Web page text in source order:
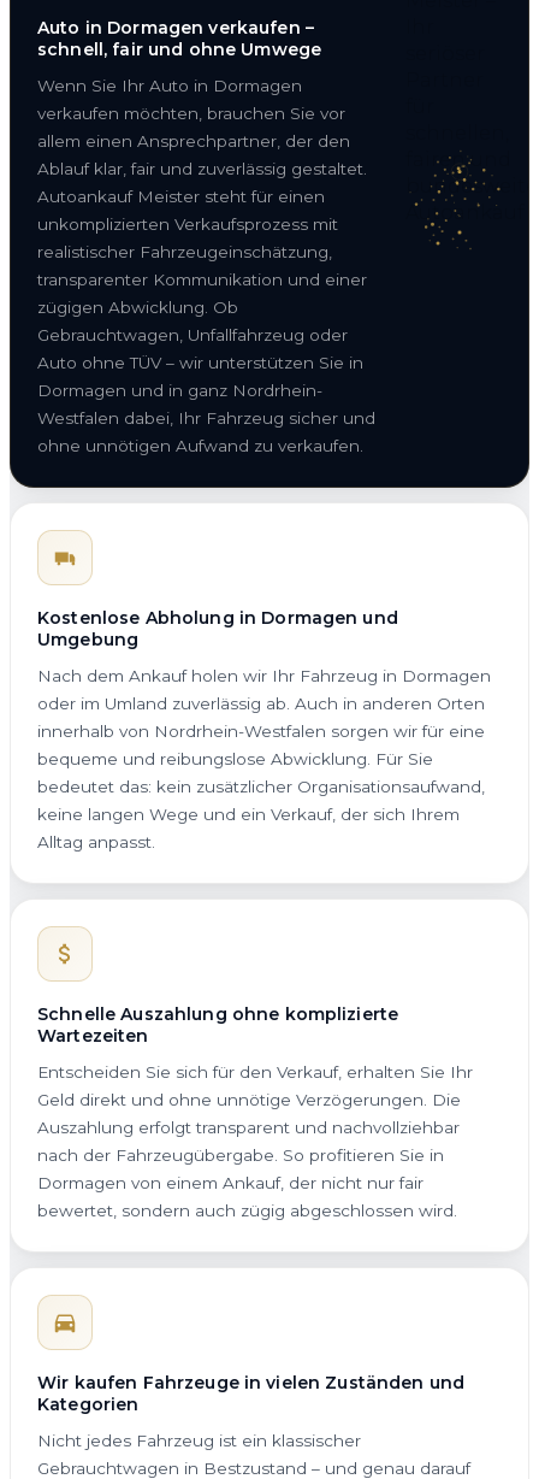
Auto in Dormagen verkaufen –
schnell, fair und ohne Umwege
Wenn Sie Ihr Auto in Dormagen
verkaufen möchten, brauchen Sie vor
allem einen Ansprechpartner, der den
Ablauf klar, fair und zuverlässig gestaltet.
Autoankauf Meister steht für einen
unkomplizierten Verkaufsprozess mit
realistischer Fahrzeugeinschätzung,
transparenter Kommunikation und einer
zügigen Abwicklung. Ob
Gebrauchtwagen, Unfallfahrzeug oder
Auto ohne TÜV – wir unterstützen Sie in
Dormagen und in ganz Nordrhein-
Westfalen dabei, Ihr Fahrzeug sicher und
ohne unnötigen Aufwand zu verkaufen.
Kostenlose Abholung in Dormagen und
Umgebung
Nach dem Ankauf holen wir Ihr Fahrzeug in Dormagen
oder im Umland zuverlässig ab. Auch in anderen Orten
innerhalb von Nordrhein-Westfalen sorgen wir für eine
bequeme und reibungslose Abwicklung. Für Sie
bedeutet das: kein zusätzlicher Organisationsaufwand,
keine langen Wege und ein Verkauf, der sich Ihrem
Alltag anpasst.
Schnelle Auszahlung ohne komplizierte
Wartezeiten
Entscheiden Sie sich für den Verkauf, erhalten Sie Ihr
Geld direkt und ohne unnötige Verzögerungen. Die
Auszahlung erfolgt transparent und nachvollziehbar
nach der Fahrzeugübergabe. So profitieren Sie in
Dormagen von einem Ankauf, der nicht nur fair
bewertet, sondern auch zügig abgeschlossen wird.
Wir kaufen Fahrzeuge in vielen Zuständen und
Kategorien
Nicht jedes Fahrzeug ist ein klassischer
Gebrauchtwagen in Bestzustand – und genau darauf